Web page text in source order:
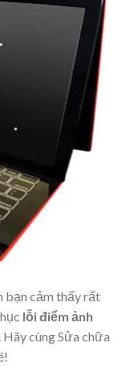
bạn cảm thấy rất
lỗi điểm ảnh
cùng Sửa chữa